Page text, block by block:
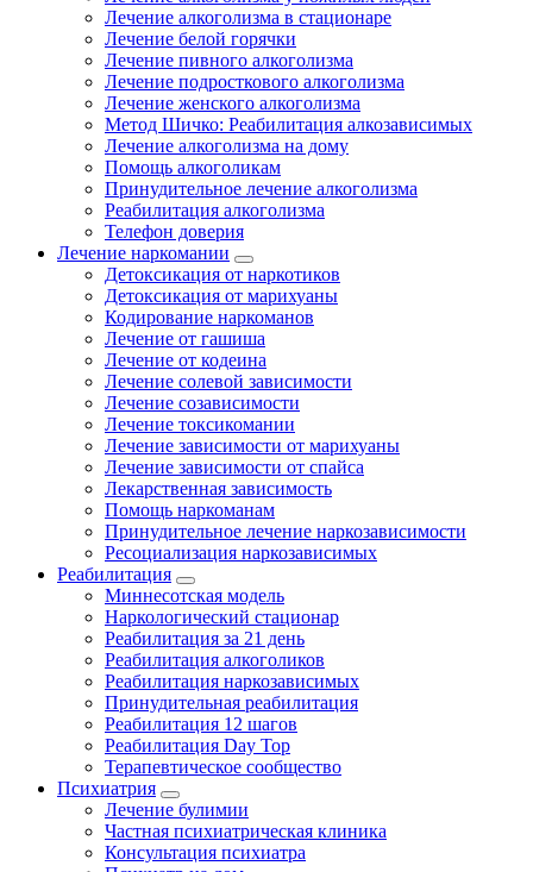
Лечение алкоголизма в стационаре
Лечение белой горячки
Лечение пивного алкоголизма
Лечение подросткового алкоголизма
Лечение женского алкоголизма
Метод Шичко: Реабилитация алкозависимых
Лечение алкоголизма на дому
Помощь алкоголикам
Принудительное лечение алкоголизма
Реабилитация алкоголизма
Телефон доверия
Лечение наркомании
Детоксикация от наркотиков
Детоксикация от марихуаны
Кодирование наркоманов
Лечение от гашиша
Лечение от кодеина
Лечение солевой зависимости
Лечение созависимости
Лечение токсикомании
Лечение зависимости от марихуаны
Лечение зависимости от спайса
Лекарственная зависимость
Помощь наркоманам
Принудительное лечение наркозависимости
Ресоциализация наркозависимых
Реабилитация
Миннесотская модель
Наркологический стационар
Реабилитация за 21 день
Реабилитация алкоголиков
Реабилитация наркозависимых
Принудительная реабилитация
Реабилитация 12 шагов
Реабилитация Day Top
Терапевтическое сообщество
Психиатрия
Лечение булимии
Частная психиатрическая клиника
Консультация психиатра